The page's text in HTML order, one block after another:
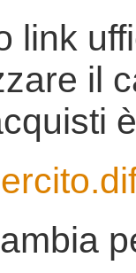
link
il